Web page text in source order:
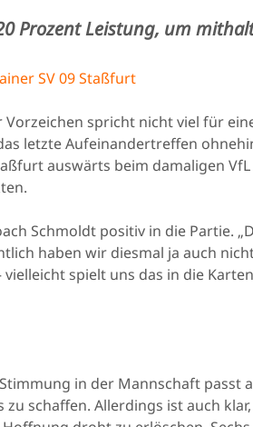
Prozent Leistung, um
SV 09 Staßfurt
Vorzeichen spricht nicht viel für
letzte Aufeinandertreffen
auswärts beim damaligen
Schmoldt positiv in die Partie.
haben wir diesmal ja auch
vielleicht spielt uns das in die
in der Mannschaft passt
schaffen. Allerdings ist auch